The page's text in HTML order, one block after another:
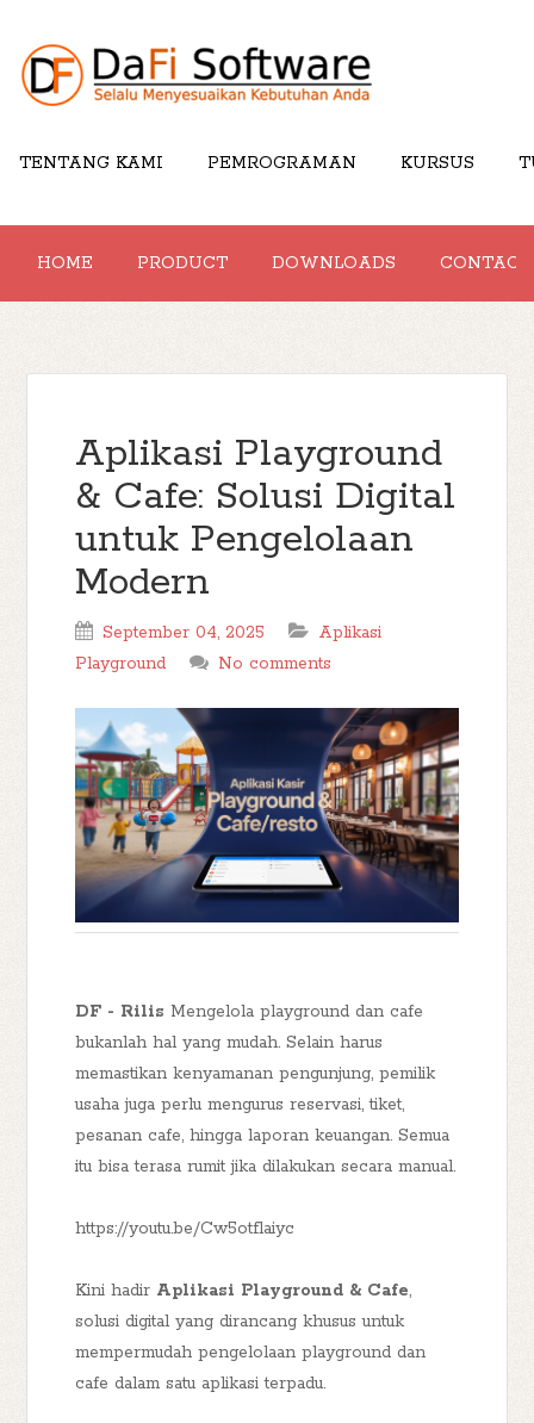
TENTANG KAMI PEMROGRAMAN KURSUS
HOME PRODUCT DOWNLOADS CONTACT
Aplikasi Playground
& Cafe: Solusi Digital
untuk Pengelolaan
Modern
September 04, 2025
Aplikasi
Playground
No comments
DF - Rilis Mengelola playground dan cafe
bukanlah hal yang mudah. Selain harus
memastikan kenyamanan pengunjung, pemilik
usaha juga perlu mengurus reservasi, tiket,
pesanan cafe, hingga laporan keuangan. Semua
itu bisa terasa rumit jika dilakukan secara manual.
https://youtu.be/Cw5otflaiyc
Kini hadir Aplikasi Playground & Cafe,
solusi digital yang dirancang khusus untuk
mempermudah pengelolaan playground dan
cafe dalam satu aplikasi terpadu.